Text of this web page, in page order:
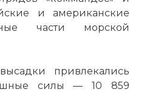
и американские
части морской
привлекались
силы — 10 859